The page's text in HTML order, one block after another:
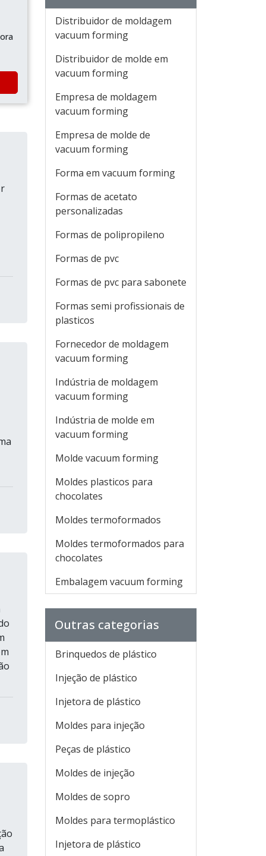
Distribuidor de moldagem
vacuum forming
Distribuidor de molde em
vacuum forming
Empresa de moldagem
vacuum forming
Empresa de molde de
vacuum forming
Forma em vacuum forming
Formas de acetato
personalizadas
Formas de polipropileno
Formas de pvc
Formas de pvc para sabonete
Formas semi profissionais de
plasticos
Fornecedor de moldagem
vacuum forming
Indústria de moldagem
vacuum forming
Indústria de molde em
vacuum forming
Molde vacuum forming
Moldes plasticos para
chocolates
Moldes termoformados
Moldes termoformados para
chocolates
Embalagem vacuum forming
Outras categorias
Brinquedos de plástico
Injeção de plástico
Injetora de plástico
Moldes para injeção
Peças de plástico
Moldes de injeção
Moldes de sopro
Moldes para termoplástico
Injetora de plástico